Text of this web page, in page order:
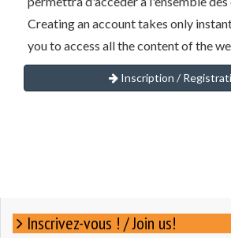
Creating an account takes only
you to access all the content of the
Inscription /
Inscrivez-vous ! / Join us!